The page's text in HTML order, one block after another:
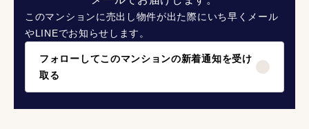
このマンションに売出し物件が出た際にいち早くメール
やLINEでお知らせします。
フォローしてこのマンションの新着通知を受け
取る